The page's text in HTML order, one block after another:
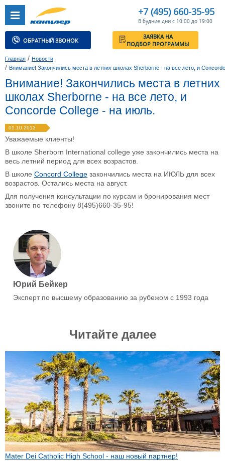
+7 (495) 660-35-95
В будние дни с 10:00 до 19:00
ОБРАТНЫЙ ЗВОНОК
ЗАЯВКА НА
ПОДБОР ПРОГРАММЫ
Главная / Новости
/ Внимание! Закончились места в летних школах Sherborne - на все лето, и
Внимание! Закончились места в летних
школах Sherborne - на все лето, и
Concorde College - на июль.
01.10.2013
Уважаемые клиенты!
В школе Sherborn International college уже закончились места на
весь летний период для всех возрастов.
В школе Concord College закончились места на ИЮЛЬ для всех
возрастов. Остались места на август.
Для получения консультации по курсам и бронирования мест
звоните по телефону 8(495)660-35-95!
Юрий Бейкер
Эксперт по высшему образованию за рубежом с 1993 года
Читайте далее
Mater Dei Catholic High School - наш новый партнер!